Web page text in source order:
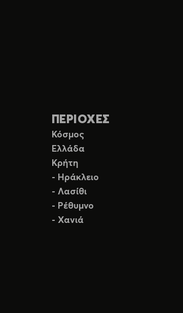
ΠΕΡΙΟΧΕΣ
Κόσμος
Ελλάδα
Κρήτη
- Ηράκλειο
- Λασίθι
- Ρέθυμνο
- Χανιά